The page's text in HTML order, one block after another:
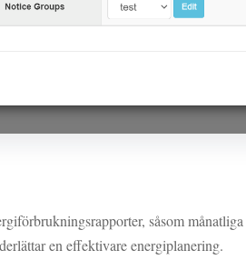
såsom
en effektivare energiplanering.